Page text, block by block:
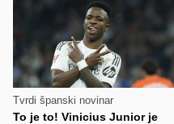
Tvrdi španski novinar
To je to! Vinicius Junior je